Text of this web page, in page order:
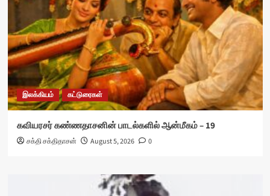
இலக்கியம் கட்டுரைகள்
கவியரசர் கண்ணதாசனின் பாடல்களில் ஆன்மீகம் – 19
சக்தி சக்திதாசன் August 5, 2026 0